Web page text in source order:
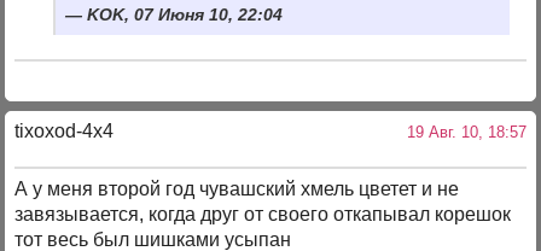
KOK, 07 Июня 10, 22:04
tixoxod-4x4 19 Авг. 10, 18:57
А у меня второй год чувашский хмель цветет и не
завязывается, когда друг от своего откапывал корешок
тот весь был шишками усыпан